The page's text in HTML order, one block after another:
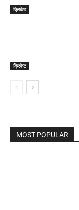
क्रिकेट
क्रिकेट
MOST POPULAR